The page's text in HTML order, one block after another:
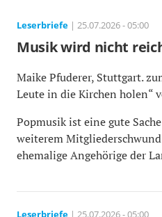
Leserbriefe | 25.07.2026 - 05:00
Musik wird nicht
Maike Pfuderer, Stuttgart.
Leute in die Kirchen holen“
Popmusik ist eine gute
weiterem
ehemalige Angehörige der
Leserbriefe | 25.07.2026 - 05:00